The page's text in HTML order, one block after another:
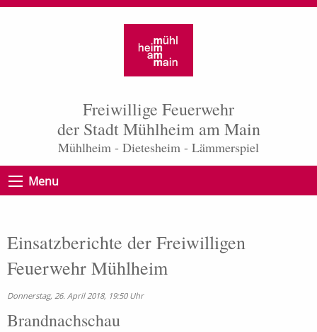
Freiwillige Feuerwehr
der Stadt Mühlheim am Main
Mühlheim - Dietesheim - Lämmerspiel
Menu
Einsatzberichte der Freiwilligen
Feuerwehr Mühlheim
Donnerstag, 26. April 2018, 19:50 Uhr
Brandnachschau